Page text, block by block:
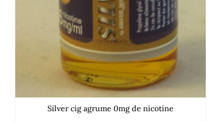
Silver cig agrume 0mg de nicotine